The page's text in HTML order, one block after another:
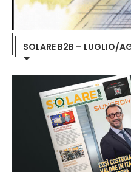
SOLARE B2B – LUGLIO/